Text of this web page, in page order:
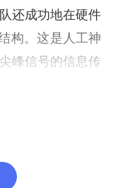
还成功地在硬件
构。这是人工神
峰信号的信息传
兴设备用于低功